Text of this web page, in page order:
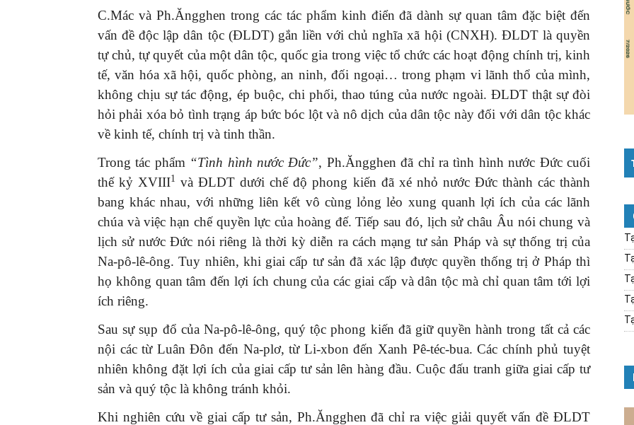
C.Mác và Ph.Ăngghen trong các tác phẩm kinh điển đã dành sự quan tâm đặc biệt đến
vấn đề độc lập dân tộc (ĐLDT) gắn liền với chủ nghĩa xã hội (CNXH). ĐLDT là quyền
tự chủ, tự quyết của một dân tộc, quốc gia trong việc tổ chức các hoạt động chính trị, kinh
tế, văn hóa xã hội, quốc phòng, an ninh, đối ngoại… trong phạm vi lãnh thổ của mình,
không chịu sự tác động, ép buộc, chi phối, thao túng của nước ngoài. ĐLDT thật sự đòi
hỏi phải xóa bỏ tình trạng áp bức bóc lột và nô dịch của dân tộc này đối với dân tộc khác
về kinh tế, chính trị và tinh thần.
Trong tác phẩm “Tình hình nước Đức”, Ph.Ăngghen đã chỉ ra tình hình nước Đức cuối
thế kỷ XVIII1 và ĐLDT dưới chế độ phong kiến đã xé nhỏ nước Đức thành các thành
bang khác nhau, với những liên kết vô cùng lỏng lẻo xung quanh lợi ích của các lãnh
chúa và việc hạn chế quyền lực của hoàng đế. Tiếp sau đó, lịch sử châu Âu nói chung và
lịch sử nước Đức nói riêng là thời kỳ diễn ra cách mạng tư sản Pháp và sự thống trị của
Na-pô-lê-ông. Tuy nhiên, khi giai cấp tư sản đã xác lập được quyền thống trị ở Pháp thì
họ không quan tâm đến lợi ích chung của các giai cấp và dân tộc mà chỉ quan tâm tới lợi
ích riêng.
Sau sự sụp đổ của Na-pô-lê-ông, quý tộc phong kiến đã giữ quyền hành trong tất cả các
nội các từ Luân Đôn đến Na-plơ, từ Li-xbon đến Xanh Pê-téc-bua. Các chính phủ tuyệt
nhiên không đặt lợi ích của giai cấp tư sản lên hàng đầu. Cuộc đấu tranh giữa giai cấp tư
sản và quý tộc là không tránh khỏi.
Khi nghiên cứu về giai cấp tư sản, Ph.Ăngghen đã chỉ ra việc giải quyết vấn đề ĐLDT